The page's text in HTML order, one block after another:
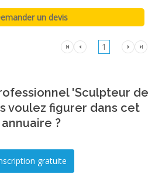
1
'Sculpteur de
voulez figurer dans cet
annuaire ?